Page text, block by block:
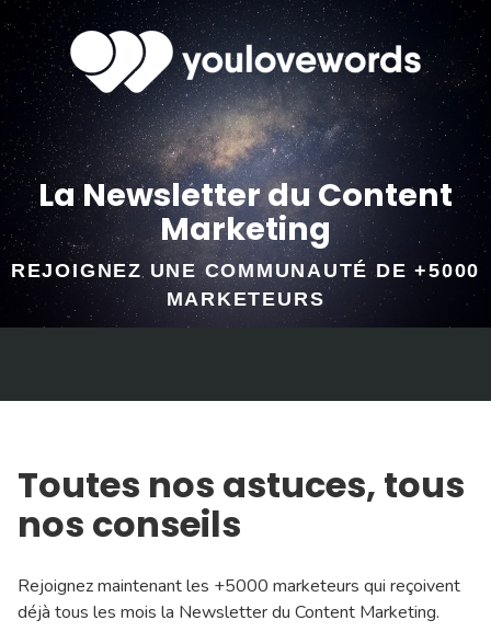
La Newsletter du Content
Marketing
REJOIGNEZ UNE COMMUNAUTÉ DE +5000
MARKETEURS
Toutes nos astuces, tous
nos conseils
Rejoignez maintenant les +5000 marketeurs qui reçoivent
déjà tous les mois la Newsletter du Content Marketing.